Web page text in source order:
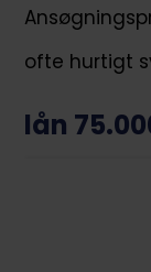
ofte hurtigt
lån